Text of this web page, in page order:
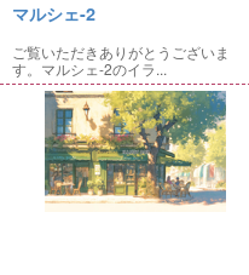
マルシェ-2
ご覧いただきありがとうございま
す。マルシェ-2のイラ...